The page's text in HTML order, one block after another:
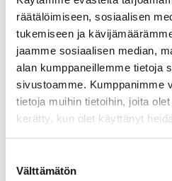
räätälöimiseen, sosiaalisen
tukemiseen ja
jaamme sosiaalisen median,
alan kumppaneillemme tietoja
sivustoamme. Kumppanimme
tietoja muihin tietoihin, joita
kerätty, kun olet käyttänyt
valinta
Välttämätön
Kaikki uutiset